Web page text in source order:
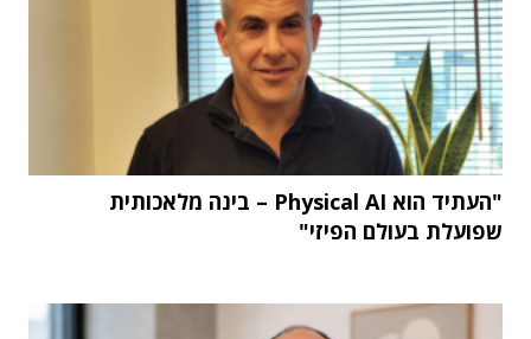
"העתיד הוא Physical AI – בינה מלאכותית
שפועלת בעולם הפיזי"